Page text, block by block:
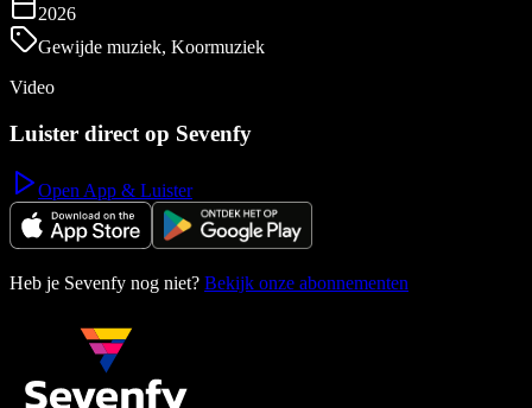
2026
Gewijde muziek, Koormuziek
Video
Luister direct op Sevenfy
Open App & Luister
Heb je Sevenfy nog niet? Bekijk onze abonnementen